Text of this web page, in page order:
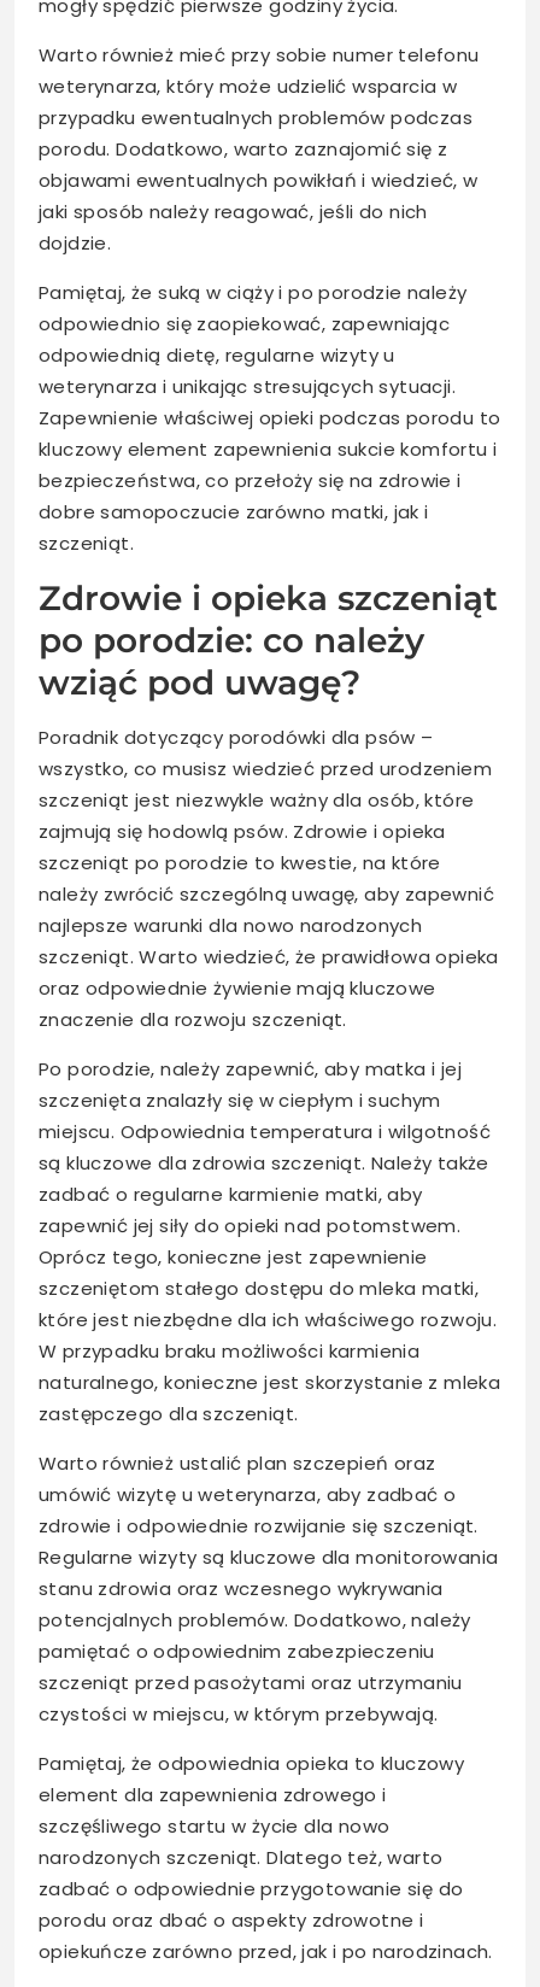
mogły spędzić pierwsze godziny życia.
Warto również mieć przy sobie numer telefonu
weterynarza, który może udzielić wsparcia w
przypadku ewentualnych problemów podczas
porodu. Dodatkowo, warto zaznajomić się z
objawami ewentualnych powikłań i wiedzieć, w
jaki sposób należy reagować, jeśli do nich
dojdzie.
Pamiętaj, że suką w ciąży i po porodzie należy
odpowiednio się zaopiekować, zapewniając
odpowiednią dietę, regularne wizyty u
weterynarza i unikając stresujących sytuacji.
Zapewnienie właściwej opieki podczas porodu to
kluczowy element zapewnienia sukcie komfortu i
bezpieczeństwa, co przełoży się na zdrowie i
dobre samopoczucie zarówno matki, jak i
szczeniąt.
Zdrowie i opieka szczeniąt
po porodzie: co należy
wziąć pod uwagę?
Poradnik dotyczący porodówki dla psów –
wszystko, co musisz wiedzieć przed urodzeniem
szczeniąt jest niezwykle ważny dla osób, które
zajmują się hodowlą psów. Zdrowie i opieka
szczeniąt po porodzie to kwestie, na które
należy zwrócić szczególną uwagę, aby zapewnić
najlepsze warunki dla nowo narodzonych
szczeniąt. Warto wiedzieć, że prawidłowa opieka
oraz odpowiednie żywienie mają kluczowe
znaczenie dla rozwoju szczeniąt.
Po porodzie, należy zapewnić, aby matka i jej
szczenięta znalazły się w ciepłym i suchym
miejscu. Odpowiednia temperatura i wilgotność
są kluczowe dla zdrowia szczeniąt. Należy także
zadbać o regularne karmienie matki, aby
zapewnić jej siły do opieki nad potomstwem.
Oprócz tego, konieczne jest zapewnienie
szczeniętom stałego dostępu do mleka matki,
które jest niezbędne dla ich właściwego rozwoju.
W przypadku braku możliwości karmienia
naturalnego, konieczne jest skorzystanie z mleka
zastępczego dla szczeniąt.
Warto również ustalić plan szczepień oraz
umówić wizytę u weterynarza, aby zadbać o
zdrowie i odpowiednie rozwijanie się szczeniąt.
Regularne wizyty są kluczowe dla monitorowania
stanu zdrowia oraz wczesnego wykrywania
potencjalnych problemów. Dodatkowo, należy
pamiętać o odpowiednim zabezpieczeniu
szczeniąt przed pasożytami oraz utrzymaniu
czystości w miejscu, w którym przebywają.
Pamiętaj, że odpowiednia opieka to kluczowy
element dla zapewnienia zdrowego i
szczęśliwego startu w życie dla nowo
narodzonych szczeniąt. Dlatego też, warto
zadbać o odpowiednie przygotowanie się do
porodu oraz dbać o aspekty zdrowotne i
opiekuńcze zarówno przed, jak i po narodzinach.